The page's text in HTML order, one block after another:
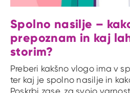
Spolno nasilje –
prepoznam in kaj
storim?
Preberi kakšno vlogo ima v
ter kaj je spolno nasilje in
Poskrbi zase, za svojo